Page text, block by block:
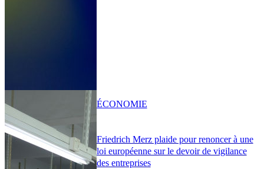
Friedrich Merz plaide pour renoncer à une
loi européenne sur le devoir de vigilance
des entreprises
ÉCONOMIE